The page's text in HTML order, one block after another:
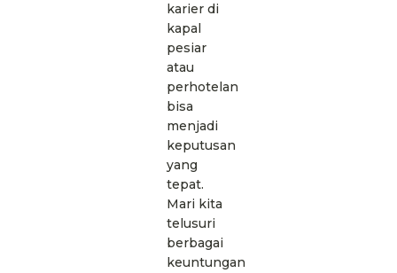
karier di
kapal
pesiar
atau
perhotelan
bisa
menjadi
keputusan
yang
tepat.
Mari kita
telusuri
berbagai
keuntungan